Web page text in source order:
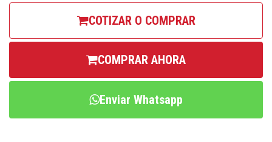
COTIZAR O COMPRAR
COMPRAR AHORA
Enviar Whatsapp